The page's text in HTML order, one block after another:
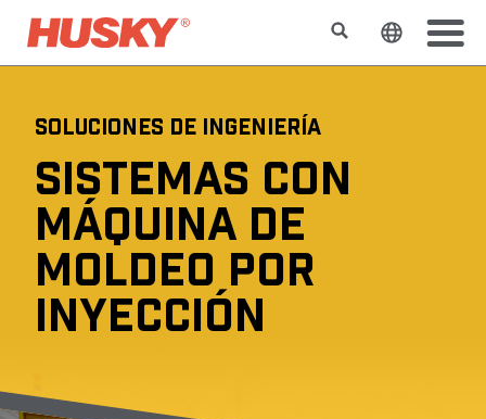
BuscarCambiar
SOLUCIONES DE INGENIERÍA
SISTEMAS CON
MÁQUINA DE
MOLDEO POR
INYECCIÓN